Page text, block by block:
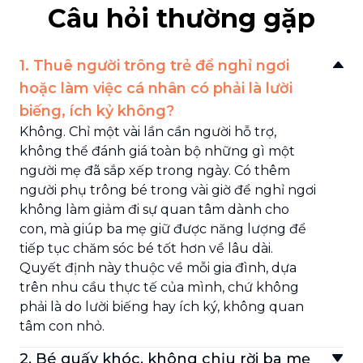
Câu hỏi thường gặp
1. Thuê người trông trẻ để nghỉ ngơi
hoặc làm việc cá nhân có phải là lười
biếng, ích kỷ không?
Không. Chỉ một vài lần cần người hỗ trợ,
không thể đánh giá toàn bộ những gì một
người mẹ đã sắp xếp trong ngày. Có thêm
người phụ trông bé trong vài giờ để nghỉ ngơi
không làm giảm đi sự quan tâm dành cho
con, mà giúp ba mẹ giữ được năng lượng để
tiếp tục chăm sóc bé tốt hơn về lâu dài.
Quyết định này thuộc về mỗi gia đình, dựa
trên nhu cầu thực tế của mình, chứ không
phải là do lười biếng hay ích ký, không quan
tâm con nhỏ.
2. Bé quấy khóc, không chịu rời ba mẹ